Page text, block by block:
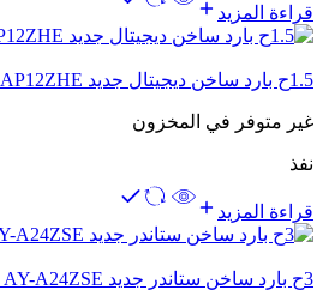
قراءة المزيد
1.5ح بارد ساخن ديجيتال جديد AY-AP12ZHE
غير متوفر في المخزون
نفذ
قراءة المزيد
3ح بارد ساخن ستاندر جديد AY-A24ZSE